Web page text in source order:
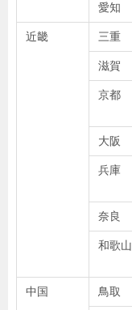
愛知
近畿 三重
滋賀
京都
大阪
兵庫
奈良
和歌山
中国 鳥取